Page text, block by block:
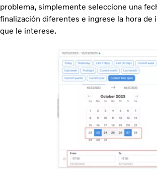
problema, simplemente seleccione una
finalización diferentes e ingrese la hora de
que le interese.